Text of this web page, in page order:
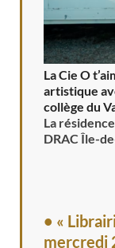
La Cie O
artistique
collège du
La
DRAC Île-
• «
mercredi